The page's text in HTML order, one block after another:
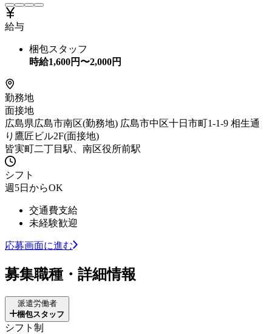
給与
梱包スタッフ
時給1,600円〜2,000円
勤務地
面接地
広島県広島市南区(勤務地) 広島市中区十日市町1-1-9 相生通
り鷹匠ビル2F(面接地)
皆実町二丁目駅、南区役所前駅
シフト
週5日からOK
交通費支給
未経験歓迎
応募画面に進む
募集職種・詳細情報
派遣労働者
梱包スタッフ
シフト制